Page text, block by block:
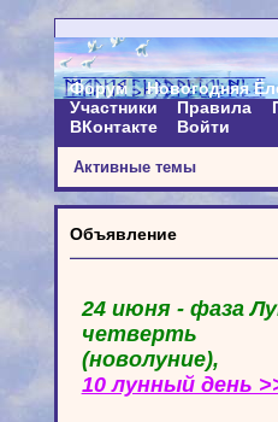
Форум
Новогодняя
Участники
Правила
ВКонтакте
Войти
Активные темы
Объявление
24 июня - фаза
четверть
(новолуние),
10 лунный день